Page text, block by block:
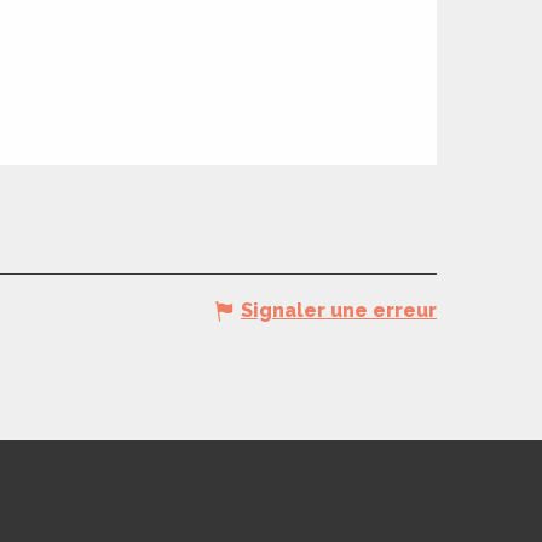
Signaler une erreur